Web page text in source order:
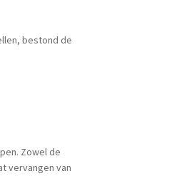
bestond de
Zowel de
vervangen van